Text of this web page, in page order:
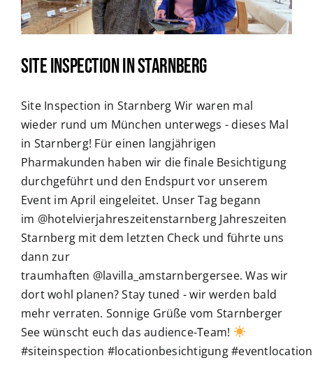
Site Inspection in Starnberg
Site Inspection in Starnberg Wir waren mal
wieder rund um München unterwegs - dieses Mal
in Starnberg! Für einen langjährigen
Pharmakunden haben wir die finale Besichtigung
durchgeführt und den Endspurt vor unserem
Event im April eingeleitet. Unser Tag begann
im @hotelvierjahreszeitenstarnberg Jahreszeiten
Starnberg mit dem letzten Check und führte uns
dann zur
traumhaften @lavilla_amstarnbergersee. Was wir
dort wohl planen? Stay tuned - wir werden bald
mehr verraten. Sonnige Grüße vom Starnberger
See wünscht euch das audience-Team!
#siteinspection #locationbesichtigung